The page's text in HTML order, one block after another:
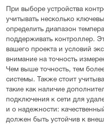
При выборе устройства
учитывать несколько
определить диапазон
поддерживать контроллер.
вашего проекта и условий
внимание на точность
Чем выше точность, тем
системы. Также стоит
такие как наличие
подключения к сети для
и о надежности:
должен быть устойчив к